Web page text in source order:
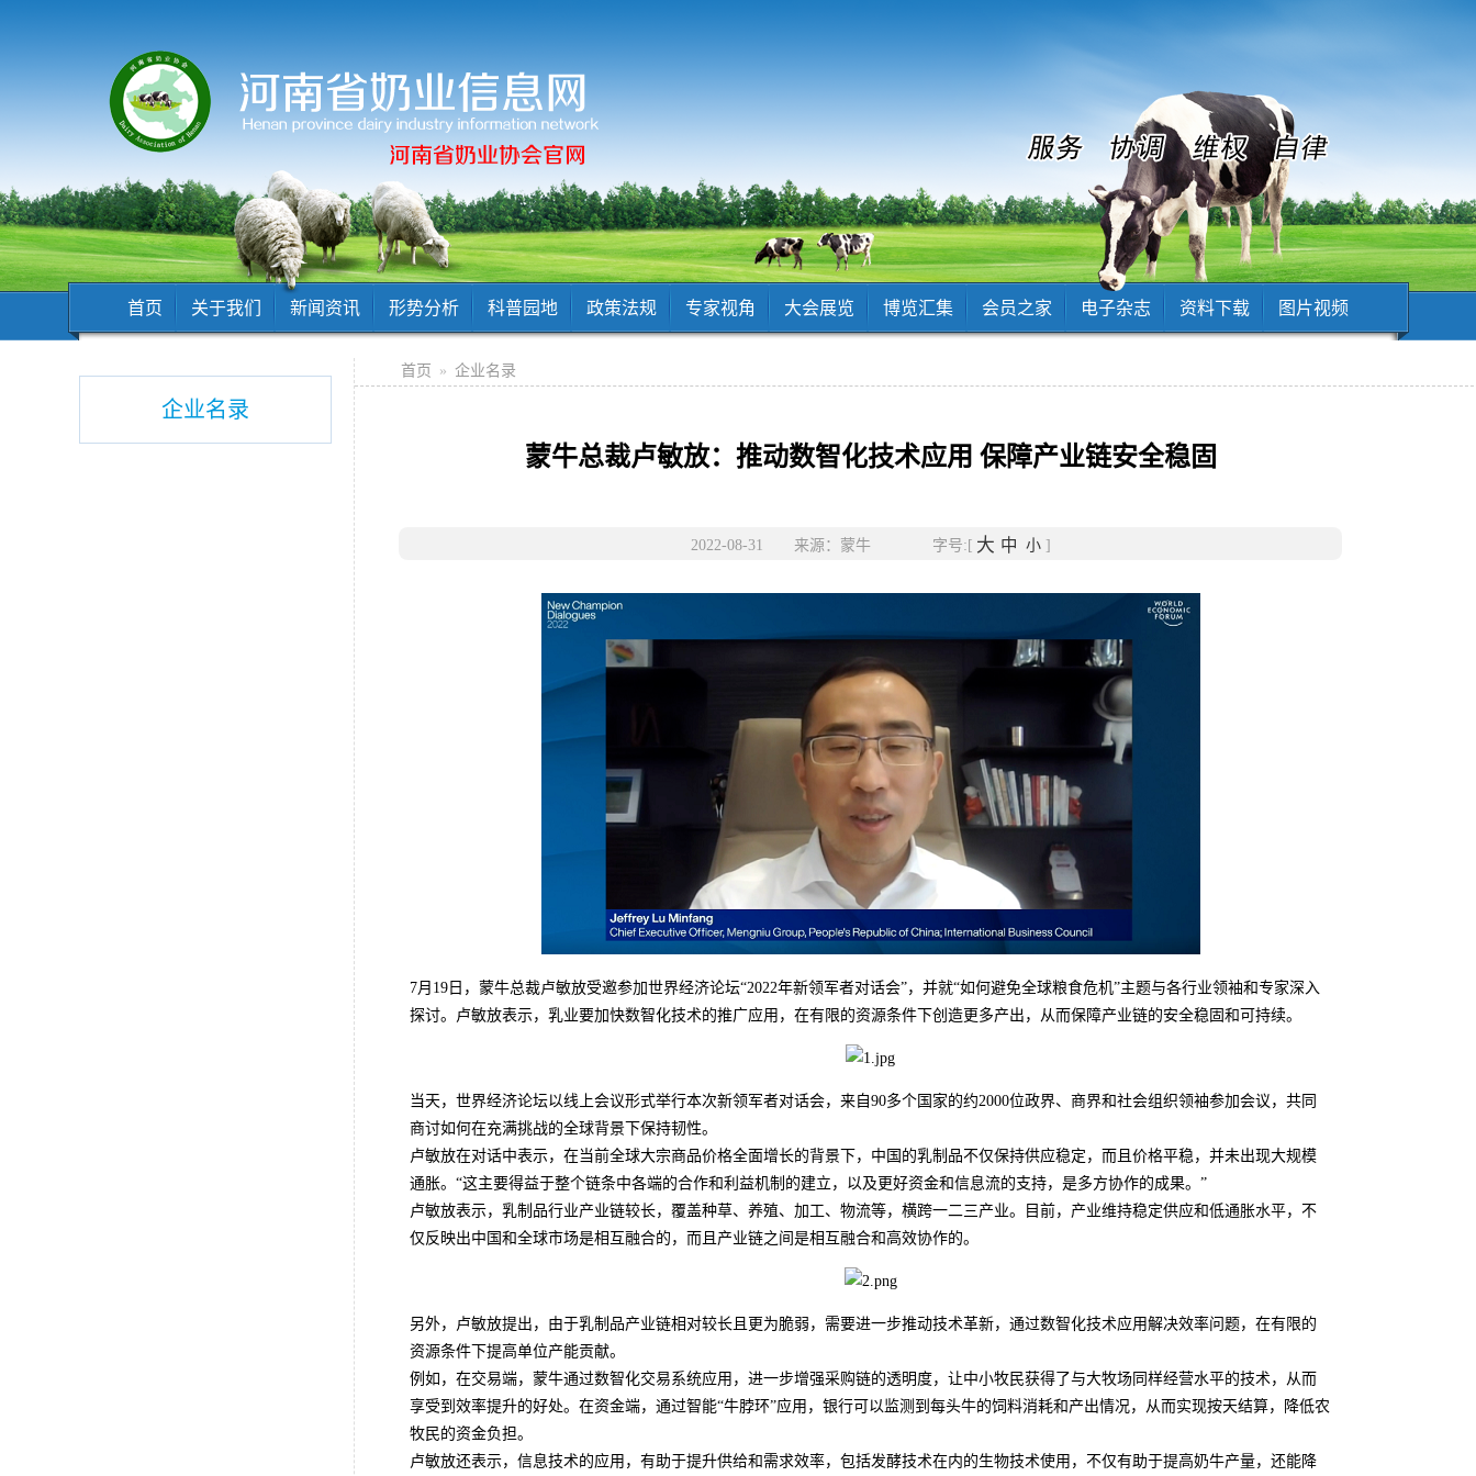
首页 关于我们 新闻资讯 形势分析 科普园地 政策法规 专家视角 大会展览 博览汇集 会员之家 电子杂志 资料下载 图片视频
企业名录
首页 » 企业名录
蒙牛总裁卢敏放：推动数智化技术应用 保障产业链安全稳固
2022-08-31 来源：蒙牛 字号:[大 中 小 ]
7月19日，蒙牛总裁卢敏放受邀参加世界经济论坛“2022年新领军者对话会”，并就“如何避免全球粮食危机”主题与各行业领袖和专家深入
探讨。卢敏放表示，乳业要加快数智化技术的推广应用，在有限的资源条件下创造更多产出，从而保障产业链的安全稳固和可持续。
当天，世界经济论坛以线上会议形式举行本次新领军者对话会，来自90多个国家的约2000位政界、商界和社会组织领袖参加会议，共同
商讨如何在充满挑战的全球背景下保持韧性。
卢敏放在对话中表示，在当前全球大宗商品价格全面增长的背景下，中国的乳制品不仅保持供应稳定，而且价格平稳，并未出现大规模
通胀。“这主要得益于整个链条中各端的合作和利益机制的建立，以及更好资金和信息流的支持，是多方协作的成果。”
卢敏放表示，乳制品行业产业链较长，覆盖种草、养殖、加工、物流等，横跨一二三产业。目前，产业维持稳定供应和低通胀水平，不
仅反映出中国和全球市场是相互融合的，而且产业链之间是相互融合和高效协作的。
另外，卢敏放提出，由于乳制品产业链相对较长且更为脆弱，需要进一步推动技术革新，通过数智化技术应用解决效率问题，在有限的
资源条件下提高单位产能贡献。
例如，在交易端，蒙牛通过数智化交易系统应用，进一步增强采购链的透明度，让中小牧民获得了与大牧场同样经营水平的技术，从而
享受到效率提升的好处。在资金端，通过智能“牛脖环”应用，银行可以监测到每头牛的饲料消耗和产出情况，从而实现按天结算，降低农
牧民的资金负担。
卢敏放还表示，信息技术的应用，有助于提升供给和需求效率，包括发酵技术在内的生物技术使用，不仅有助于提高奶牛产量，还能降